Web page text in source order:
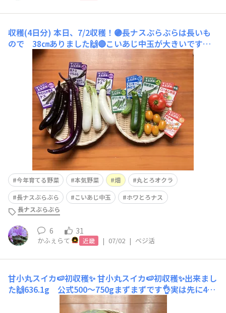
収穫(4日分) 本日、7/2収穫！🟣長ナスぶらぶらは長いも
ので 38㎝ありました🙌🔴こいあじ中玉が大きいです♪
大玉トマトくらいありそう 測ってみます125.8gあり
ました！公式では大玉80〜120g中玉40〜60gなので大玉
くらいあります😳↑7/1収穫↑6/30収穫🔴投稿させてもら
いましたが 甘小丸スイカ初収穫✨
今年育てる野菜 本気野菜 畑
丸とろオクラ
長ナスぶらぶら
こいあじ中玉
ホワとろナス
長ナスぶらぶら
6 31
かふぇらて 近畿 | 07/02 | ベジ活
甘小丸スイカ🍉初収穫✨甘小丸スイカ🍉初収穫✨出来まし
た🙌636.1g 公式500〜750gまずまずです👌実は先に4
個！害獣に被害を受けたので本当は5個目のはずでした😅